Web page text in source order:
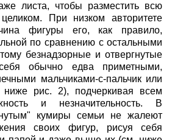
листа, чтобы разместить всю
При низком авторитете
фигуры его, как правило,
по сравнению с остальными
безнадзорные и отвергнутые
обычно едва приметными,
мальчиками-с-пальчик или
рис. 2), подчеркивая всем
и незначительность. В
кумиры семьи не жалеют
своих фигур, рисуя себя